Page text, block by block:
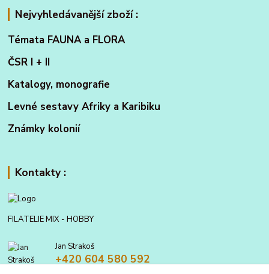
Nejvyhledávanější zboží :
Témata FAUNA a FLORA
ČSR I + II
Katalogy, monografie
Levné sestavy Afriky a Karibiku
Známky kolonií
Kontakty :
FILATELIE MIX - HOBBY
Jan Strakoš
+420 604 580 592